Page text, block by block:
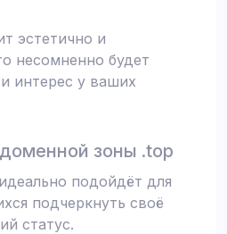
эстетично и
несомненно будет
интерес у ваших
зоны .top
подойдёт для
подчеркнуть своё
статус.